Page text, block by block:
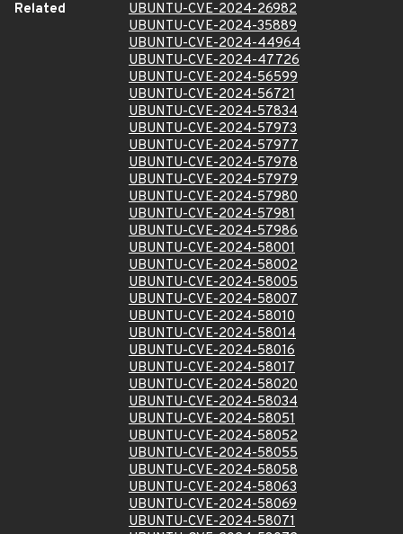
Related
UBUNTU-CVE-2024-26982
UBUNTU-CVE-2024-35889
UBUNTU-CVE-2024-44964
UBUNTU-CVE-2024-47726
UBUNTU-CVE-2024-56599
UBUNTU-CVE-2024-56721
UBUNTU-CVE-2024-57834
UBUNTU-CVE-2024-57973
UBUNTU-CVE-2024-57977
UBUNTU-CVE-2024-57978
UBUNTU-CVE-2024-57979
UBUNTU-CVE-2024-57980
UBUNTU-CVE-2024-57981
UBUNTU-CVE-2024-57986
UBUNTU-CVE-2024-58001
UBUNTU-CVE-2024-58002
UBUNTU-CVE-2024-58005
UBUNTU-CVE-2024-58007
UBUNTU-CVE-2024-58010
UBUNTU-CVE-2024-58014
UBUNTU-CVE-2024-58016
UBUNTU-CVE-2024-58017
UBUNTU-CVE-2024-58020
UBUNTU-CVE-2024-58034
UBUNTU-CVE-2024-58051
UBUNTU-CVE-2024-58052
UBUNTU-CVE-2024-58055
UBUNTU-CVE-2024-58058
UBUNTU-CVE-2024-58063
UBUNTU-CVE-2024-58069
UBUNTU-CVE-2024-58071